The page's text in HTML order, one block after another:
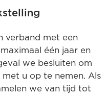
verband met een
één jaar en
we besluiten om
u op te nemen. Als
we van tijd tot